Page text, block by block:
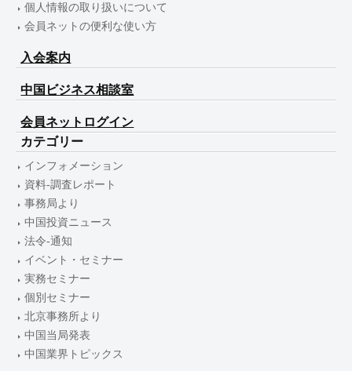
個人情報の取り扱いについて
会員ネットの便利な使い方
入会案内
中国ビジネス相談室
会員ネットログイン
カテゴリー
インフォメーション
資料-調査レポート
事務局より
中国投資ニュース
法令-通知
イベント・セミナー
実務セミナー
個別セミナー
北京事務所より
中国当局発表
中国業界トピックス